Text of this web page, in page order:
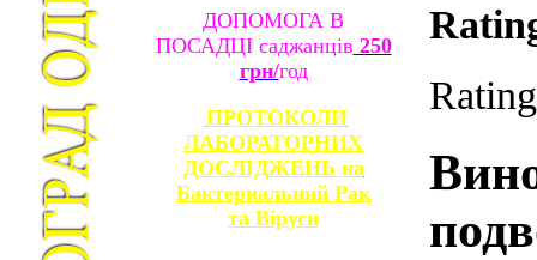
ДОПОМОГА В
ПОСАДЦІ саджанців 250
грн/год
ПРОТОКОЛИ
ЛАБОРАТОРНИХ
ДОСЛІДЖЕНЬ на
Бактериальний Рак
та Віруси